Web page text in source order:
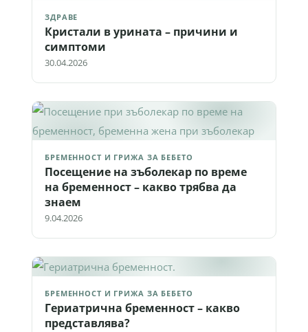
ЗДРАВЕ
Кристали в урината – причини и
симптоми
30.04.2026
БРЕМЕННОСТ И ГРИЖА ЗА БЕБЕТО
Посещение на зъболекар по време
на бременност – какво трябва да
знаем
9.04.2026
БРЕМЕННОСТ И ГРИЖА ЗА БЕБЕТО
Гериатрична бременност – какво
представлява?